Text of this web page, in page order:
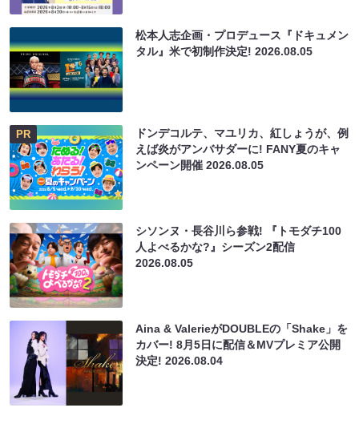
松本人志企画・プロデュース『ドキュメン
タル』米で初制作決定!2026.08.05
PR
ドンデコルテ、マユリカ、紅しょうが、例
えば炎がアンバサダーに! FANY夏のキャ
ンペーン開催2026.08.05
シソンヌ・長谷川ら参戦! 『トモダチ100
人よべるかな?』シーズン2配信
2026.08.05
Aina & ValerieがDOUBLEの「Shake」を
カバー! 8月5日に配信＆MVプレミア公開
決定!2026.08.04